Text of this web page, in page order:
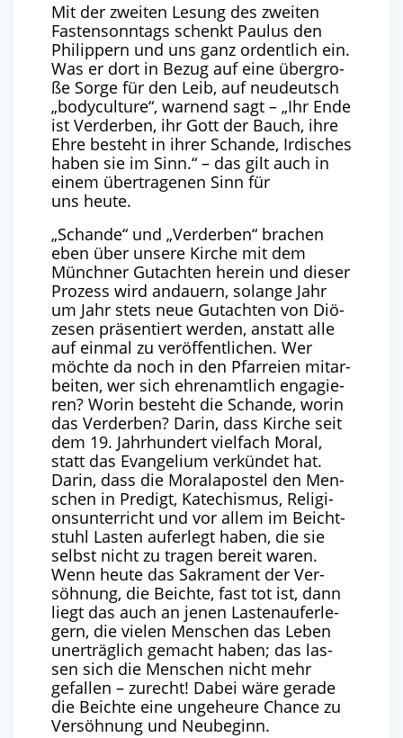
Mit der zwei­ten Lesung des zwei­ten
Fas­ten­sonn­tags schenkt Pau­lus den
Phil­ip­pern und uns ganz ordent­lich ein.
Was er dort in Bezug auf eine über­gro­
ße Sor­ge für den Leib, auf neu­deutsch ​
„body­cul­tu­re“, war­nend sagt – ​ „Ihr Ende
ist Ver­der­ben, ihr Gott der Bauch, ihre
Ehre besteht in ihrer Schan­de, Irdi­sches
haben sie im Sinn.“ – das gilt auch in
einem über­tra­ge­nen Sinn für
uns heute.
„Schan­de“ und ​ „Ver­der­ben“ bra­chen
eben über unse­re Kir­che mit dem
Münch­ner Gut­ach­ten her­ein und die­ser
Pro­zess wird andau­ern, solan­ge Jahr
um Jahr stets neue Gut­ach­ten von Diö­
ze­sen prä­sen­tiert wer­den, anstatt alle
auf ein­mal zu ver­öf­fent­li­chen. Wer
möch­te da noch in den Pfar­rei­en mit­ar­
bei­ten, wer sich ehren­amt­lich enga­gie­
ren? Wor­in besteht die Schan­de, wor­in
das Ver­der­ben? Dar­in, dass Kir­che seit
dem 19. Jahr­hun­dert viel­fach Moral,
statt das Evan­ge­li­um ver­kün­det hat.
Dar­in, dass die Moral­apos­tel den Men­
schen in Pre­digt, Kate­chis­mus, Reli­gi­
ons­un­ter­richt und vor allem im Beicht­
stuhl Las­ten auf­er­legt haben, die sie
selbst nicht zu tra­gen bereit waren.
Wenn heu­te das Sakra­ment der Ver­
söh­nung, die Beich­te, fast tot ist, dann
liegt das auch an jenen Las­ten­auf­er­le­
gern, die vie­len Men­schen das Leben
uner­träg­lich gemacht haben; das las­
sen sich die Men­schen nicht mehr
gefal­len – zurecht! Dabei wäre gera­de
die Beich­te eine unge­heu­re Chan­ce zu
Ver­söh­nung und Neubeginn.